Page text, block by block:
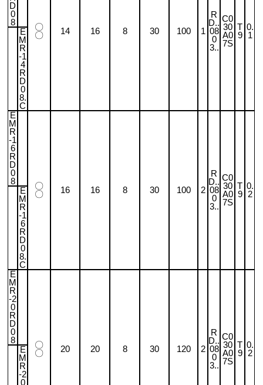
D
0
8
〇
〇
14 16 8 30 100 1
R
D..
08
0
3..
C0
30
A0
7S
T
9
0.
1
E
M
R
-1
4
R
D
0
8.
C
E
M
R
-1
6
R
D
0
8
〇
〇
16 16 8 30 100 2
R
D..
08
0
3..
C0
30
A0
7S
T
9
0.
2
E
M
R
-1
6
R
D
0
8.
C
E
M
R
-2
0
R
D
0
8
〇
〇
20 20 8 30 120 2
R
D..
08
0
3..
C0
30
A0
7S
T
9
0.
2
E
M
R
-2
0